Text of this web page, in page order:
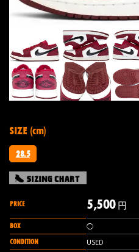
SIZE (cm)
28.5
PRICE 5,500円
BOX ◯
CONDITION USED